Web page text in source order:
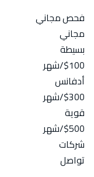
فحص مجاني
مجاني
بسيطة
$100/شهر
أدفانس
$300/شهر
قوية
$500/شهر
شركات
تواصل